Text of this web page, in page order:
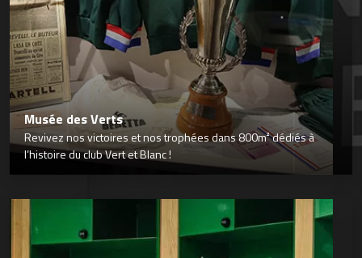
Musée des Verts
Revivez nos victoires et nos trophées dans 800m² dédiés à
l’histoire du club Vert et Blanc !